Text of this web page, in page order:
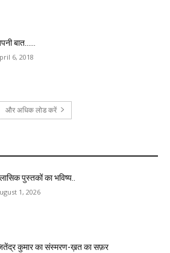
बात……
6, 2018
और अधिक लोड करें
पुस्तकों का भविष्य..
1, 2026
कुमार का संस्मरण-ख़त का सफ़र